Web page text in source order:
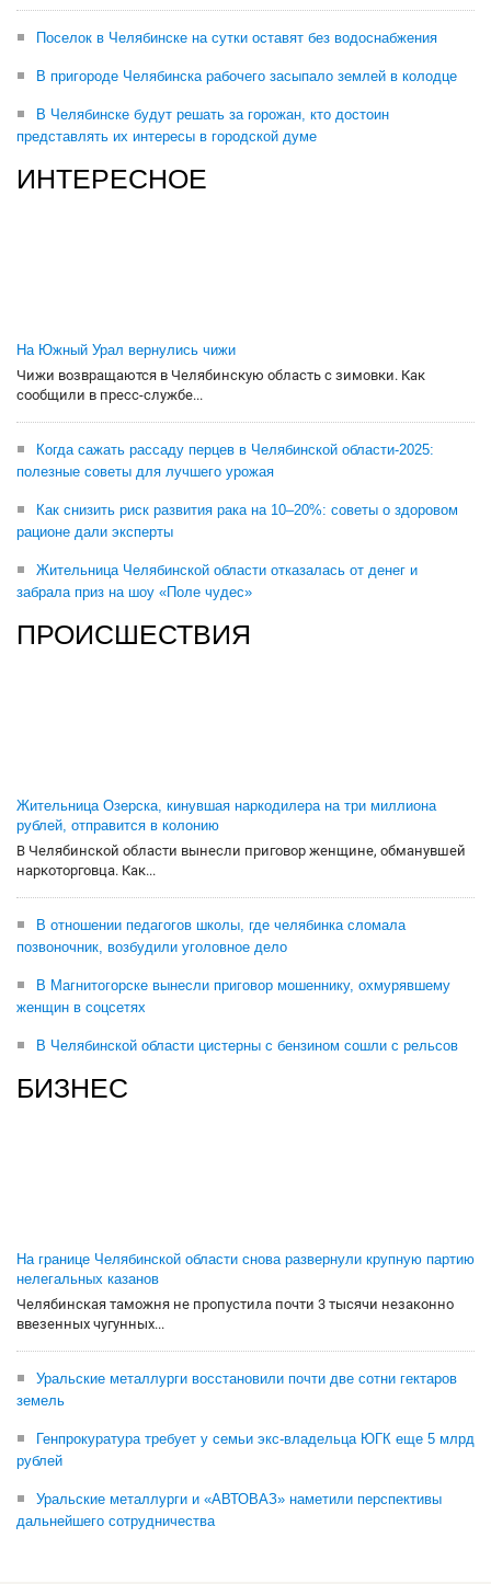
Поселок в Челябинске на сутки оставят без водоснабжения
В пригороде Челябинска рабочего засыпало землей в колодце
В Челябинске будут решать за горожан, кто достоин
представлять их интересы в городской думе
ИНТЕРЕСНОЕ
На Южный Урал вернулись чижи
Чижи возвращаются в Челябинскую область с зимовки. Как
сообщили в пресс-службе...
Когда сажать рассаду перцев в Челябинской области-2025:
полезные советы для лучшего урожая
Как снизить риск развития рака на 10–20%: советы о здоровом
рационе дали эксперты
Жительница Челябинской области отказалась от денег и
забрала приз на шоу «Поле чудес»
ПРОИСШЕСТВИЯ
Жительница Озерска, кинувшая наркодилера на три миллиона
рублей, отправится в колонию
В Челябинской области вынесли приговор женщине, обманувшей
наркоторговца. Как...
В отношении педагогов школы, где челябинка сломала
позвоночник, возбудили уголовное дело
В Магнитогорске вынесли приговор мошеннику, охмурявшему
женщин в соцсетях
В Челябинской области цистерны с бензином сошли с рельсов
БИЗНЕС
На границе Челябинской области снова развернули крупную партию
нелегальных казанов
Челябинская таможня не пропустила почти 3 тысячи незаконно
ввезенных чугунных...
Уральские металлурги восстановили почти две сотни гектаров
земель
Генпрокуратура требует у семьи экс-владельца ЮГК еще 5 млрд
рублей
Уральские металлурги и «АВТОВАЗ» наметили перспективы
дальнейшего сотрудничества